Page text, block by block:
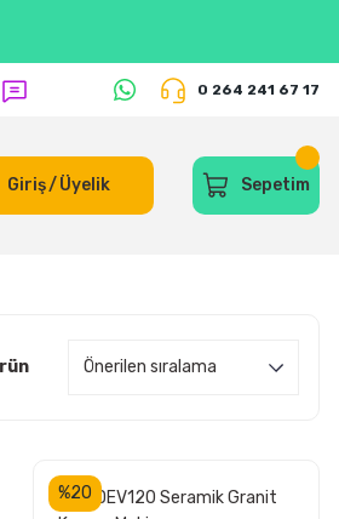
0 264 241 67 17
Giriş/Üyelik Sepetim
%20
SGS DEV120 Seramik Granit